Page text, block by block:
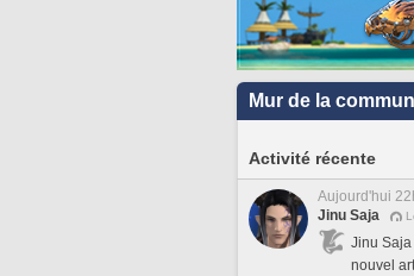
Mur de la
Activité récente
Aujourd'hui
Jinu Saja
Jinu Saja
nouvel